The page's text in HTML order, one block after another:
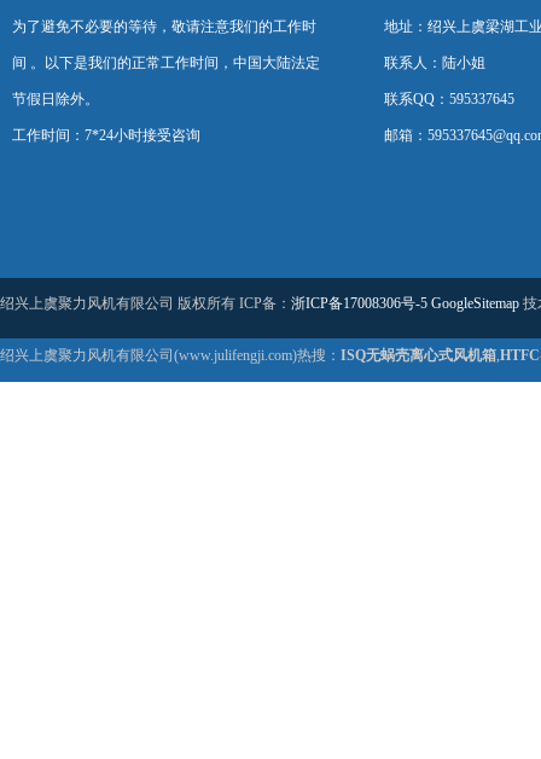
为了避免不必要的等待，敬请注意我们的工作时
间 。以下是我们的正常工作时间，中国大陆法定
节假日除外。
工作时间：7*24小时接受咨询
地址：绍兴上虞梁湖工
联系人：陆小姐
联系QQ：595337645
邮箱：
绍兴上虞聚力风机有限公司 版权所有 ICP备： 浙ICP备17008306号-5 GoogleSitemap 技
绍兴上虞聚力风机有限公司(www.julifengji.com)热搜： ISQ无蜗壳离心式风机箱,